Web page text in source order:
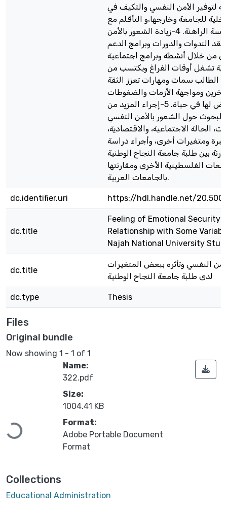
لتوفير الأمن النفسي والتكيف في
للجامعة وخارجها،و التأقلم مع
الظروف السياسة الراهنة. 4-زيادة الشعور بالأمن
الندوات والدورات وبرامج الدعم
من خلال أنشطة وبرامج اجتماعية
تشغل أوقات الفراغ ويكتسب من
الطالب سمات ومهارات تعزز الثقة
ومواجهة الأزمات والضغوطات
التي يتعرض لها في حياة. 5-إجراء المزيد من
حول الشعور بالأمن النفسي
الحالة الاجتماعية، والاقتصادية،
ومتغيرات أخرى، وأجراء دراسة
بين طلبة جامعة النجاح الوطنية
الفلسطينية الأخرى ومقارنتها
بالجامعات العربية.
dc.identifier.uri https://hdl.handle.net/
dc.title
Feeling of Emotional Security
Relationship with Some
Najah National University
dc.title
النفسي وتأثره ببعض المتغيرات
لدى طلبة جامعة النجاح الوطنية
dc.type Thesis
Files
Original bundle
Now showing 1 - 1 of 1
Loading...
Name:
322.pdf
Size:
1004.41 KB
Format:
Adobe Portable Document
Format
Collections
Educational Administration